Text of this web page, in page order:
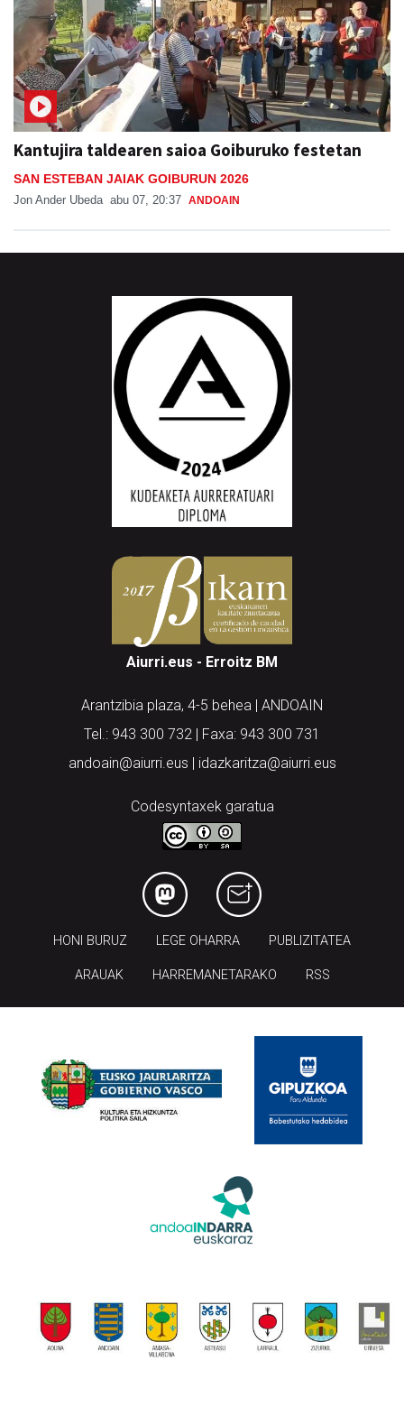
Kantujira taldearen saioa Goiburuko festetan
SAN ESTEBAN JAIAK GOIBURUN 2026
Jon Ander Ubeda abu 07, 20:37 ANDOAIN
Aiurri.eus - Erroitz BM
Arantzibia plaza, 4-5 behea | ANDOAIN
Tel.: 943 300 732 | Faxa: 943 300 731
andoain@aiurri.eus | idazkaritza@aiurri.eus
Codesyntaxek garatua
HONI BURUZ LEGE OHARRA PUBLIZITATEA
ARAUAK HARREMANETARAKO RSS